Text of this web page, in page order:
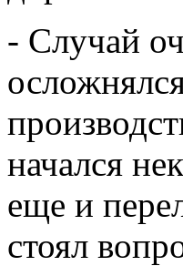
- Случай
начался
еще и
стоял